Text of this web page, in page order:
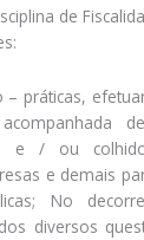
de
– práticas,
e / ou
e demais
No
diversos